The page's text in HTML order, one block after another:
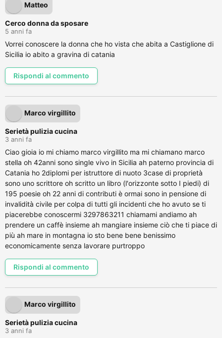
Matteo
Cerco donna da sposare
5 anni fa
Vorrei conoscere la donna che ho vista che abita a Castiglione di
Sicilia io abito a gravina di catania
Rispondi al commento
Marco virgillito
Serietà pulizia cucina
3 anni fa
Ciao gioia io mi chiamo marco virgillito ma mi chiamano marco
stella oh 42anni sono single vivo in Sicilia ah paterno provincia di
Catania ho 2diplomi per istruttore di nuoto 3case di proprietà
sono uno scrittore oh scritto un libro (l'orizzonte sotto I piedi) di
195 poesie oh 22 anni di contributi è ormai sono in pensione di
invalidità civile per colpa di tutti gli incidenti che ho avuto se ti
piacerebbe conoscermi 3297863211 chiamami andiamo ah
prendere un caffè insieme ah mangiare insieme ciò che ti piace di
più ah mare in montagna io sto bene bene benissimo
economicamente senza lavorare purtroppo
Rispondi al commento
Marco virgillito
Serietà pulizia cucina
3 anni fa